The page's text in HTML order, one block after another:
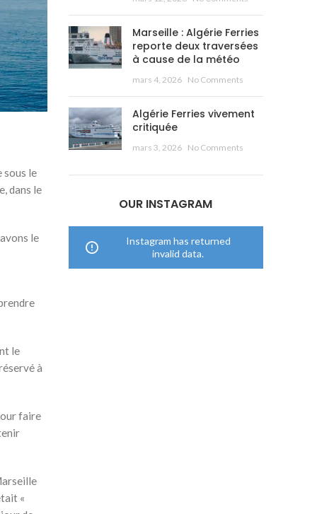
sous le
dans le
le
le
à
faire
«
Marseille : Algérie Ferries
reporte deux traversées
à cause de la météo
mars 4, 2026 No Comments
Algérie Ferries vivement
critiquée
mars 3, 2026 No Comments
OUR INSTAGRAM
Instagram has returned
invalid data.